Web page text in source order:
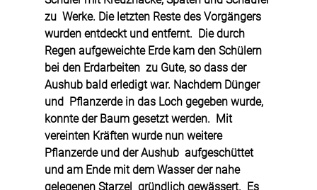
zu  Werke. Die letzten Reste des Vorgängers
wurden entdeckt und entfernt.  Die durch
Regen aufgeweichte Erde kam den Schülern
bei den Erdarbeiten  zu Gute, so dass der
Aushub bald erledigt war. Nachdem Dünger
und  Pflanzerde in das Loch gegeben wurde,
konnte der Baum gesetzt werden.  Mit
vereinten Kräften wurde nun weitere
Pflanzerde und der Aushub  aufgeschüttet
und am Ende mit dem Wasser der nahe
gelegenen Starzel  gründlich gewässert.  Es